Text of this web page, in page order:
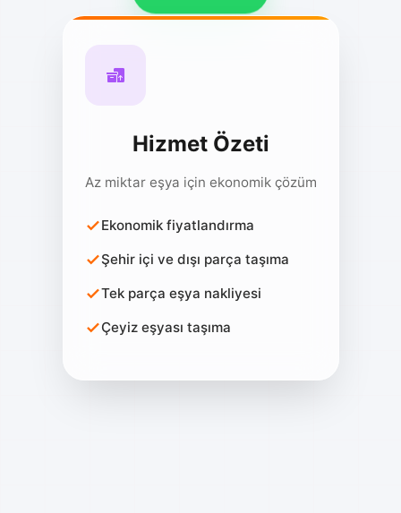
Hizmet Özeti
Az miktar eşya için ekonomik çözüm
Ekonomik fiyatlandırma
Şehir içi ve dışı parça taşıma
Tek parça eşya nakliyesi
Çeyiz eşyası taşıma